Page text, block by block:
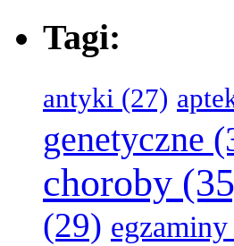
Tagi:
antyki (27)
genetyczne
choroby
(29) egzaminy